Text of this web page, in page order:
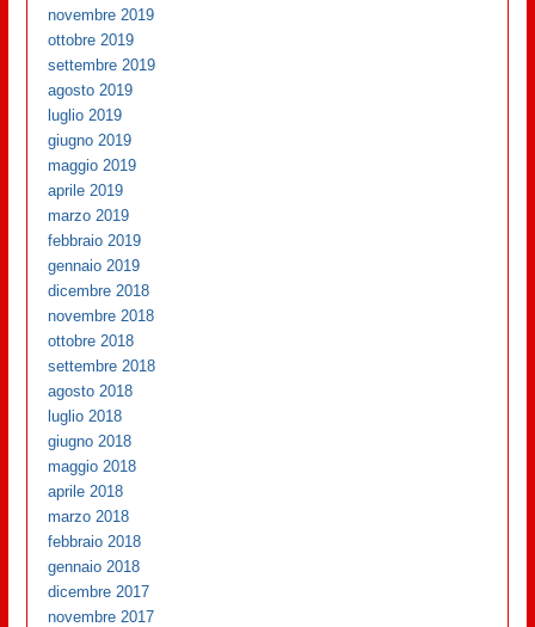
novembre 2019
ottobre 2019
settembre 2019
agosto 2019
luglio 2019
giugno 2019
maggio 2019
aprile 2019
marzo 2019
febbraio 2019
gennaio 2019
dicembre 2018
novembre 2018
ottobre 2018
settembre 2018
agosto 2018
luglio 2018
giugno 2018
maggio 2018
aprile 2018
marzo 2018
febbraio 2018
gennaio 2018
dicembre 2017
novembre 2017